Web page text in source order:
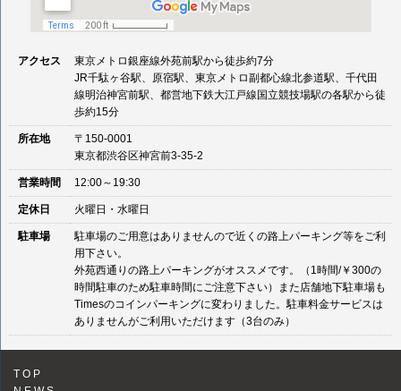
アクセス
東京メトロ銀座線外苑前駅から徒歩約7分
JR千駄ヶ谷駅、原宿駅、東京メトロ副都心線北参道駅、千代田
線明治神宮前駅、都営地下鉄大江戸線国立競技場駅の各駅から徒
歩約15分
所在地
〒150-0001
東京都渋谷区神宮前3-35-2
営業時間 12:00～19:30
定休日 火曜日・水曜日
駐車場
駐車場のご用意はありませんので近くの路上パーキング等をご利
用下さい。
外苑西通りの路上パーキングがオススメです。（1時間/￥300の
時間駐車のため駐車時間にご注意下さい）また店舗地下駐車場も
Timesのコインパーキングに変わりました。駐車料金サービスは
ありませんがご利用いただけます（3台のみ）
TOP